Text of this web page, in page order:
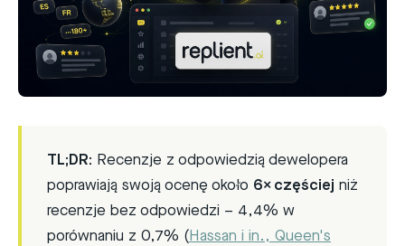
TL;DR: Recenzje z odpowiedzią dewelopera
poprawiają swoją ocenę około 6× częściej niż
recenzje bez odpowiedzi – 4,4% w
porównaniu z 0,7% (Hassan i in., Queen's